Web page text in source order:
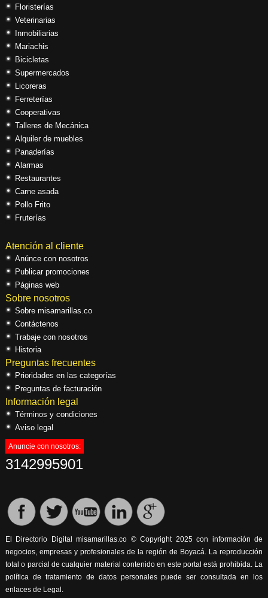
Floristerías
Veterinarias
Inmobiliarias
Mariachis
Bicicletas
Supermercados
Licoreras
Ferreterías
Cooperativas
Talleres de Mecánica
Alquiler de muebles
Panaderías
Alarmas
Restaurantes
Carne asada
Pollo Frito
Fruterías
Atención al cliente
Anúnce con nosotros
Publicar promociones
Páginas web
Sobre nosotros
Sobre misamarillas.co
Contáctenos
Trabaje con nosotros
Historia
Preguntas frecuentes
Prioridades en las categorías
Preguntas de facturación
Información legal
Términos y condiciones
Aviso legal
Anuncie con nosotros:
3142995901
El Directorio Digital misamarillas.co © Copyright 2025 con información de
negocios, empresas y profesionales de la región de Boyacá. La reproducción
total o parcial de cualquier material contenido en este portal está prohibida. La
política de tratamiento de datos personales puede ser consultada en los
enlaces de Legal.